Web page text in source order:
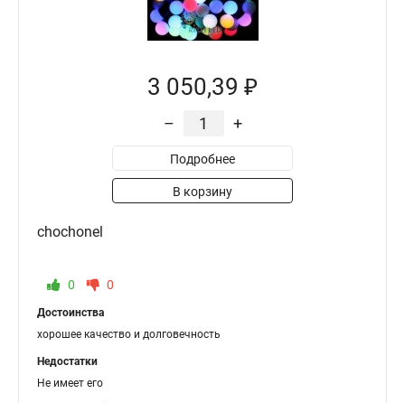
3 050,39 ₽
– +
Подробнее
В корзину
chochonel
0 0
Достоинства
хорошее качество и долговечность
Недостатки
Не имеет его